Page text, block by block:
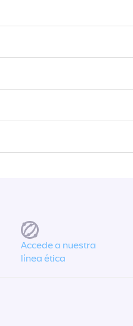
Accede a nuestra
línea ética